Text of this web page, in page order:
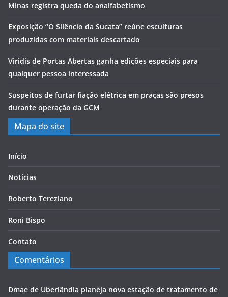
Minas registra queda do analfabetismo
Exposição “O Silêncio da Sucata” reúne esculturas
produzidas com materiais descartado
Viridis de Portas Abertas ganha edições especiais para
qualquer pessoa interessada
Suspeitos de furtar fiação elétrica em praças são presos
durante operação da GCM
Mapa do site
Início
Notícias
Roberto Tereziano
Roni Bispo
Contato
Comentários
Dmae de Uberlândia planeja nova estação de tratamento de